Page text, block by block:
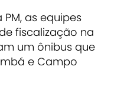
as equipes
fiscalização na
um ônibus que
e Campo